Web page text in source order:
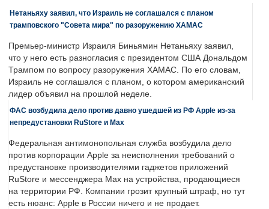
Нетаньяху заявил, что Израиль не соглашался с планом
трамповского "Совета мира" по разоружению ХАМАС
Премьер-министр Израиля Биньямин Нетаньяху заявил,
что у него есть разногласия с президентом США Дональдом
Трампом по вопросу разоружения ХАМАС. По его словам,
Израиль не соглашался с планом, о котором американский
лидер объявил на прошлой неделе.
ФАС возбудила дело против давно ушедшей из РФ Apple из-за
непредустановки RuStore и Max
Федеральная антимонопольная служба возбудила дело
против корпорации Apple за неисполнения требований о
предустановке производителями гаджетов приложений
RuStore и мессенджера Max на устройства, продающиеся
на территории РФ. Компании грозит крупный штраф, но тут
есть нюанс: Apple в России ничего и не продает.